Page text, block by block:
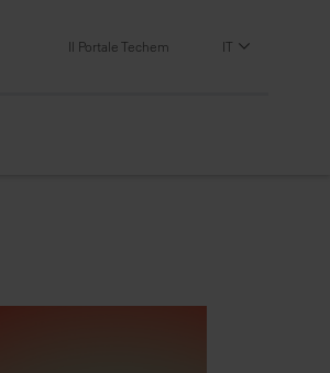
Il Portale Techem IT